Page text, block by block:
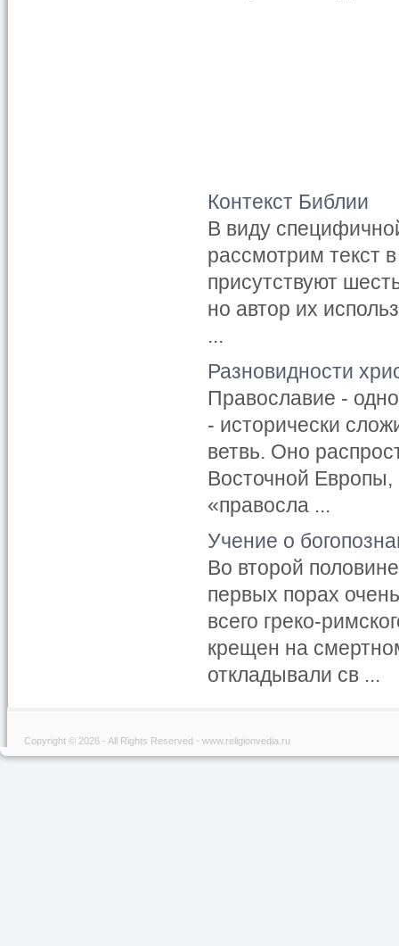
Контекст Библии
В виду
рассмотрим текст
присутствуют
но автор их
...
Разновидности
Православие -
- исторически
ветвь. Оно
Восточной
«правосла ...
Учение о
Во второй
первых порах
всего греко-
крещен на
откладывали св ...
Copyright © 2026 - All Rights Reserved - www.religionvedia.ru